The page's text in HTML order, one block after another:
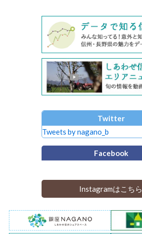
Twitter
Tweets by nagano_b
Facebook
Instagramはこちら